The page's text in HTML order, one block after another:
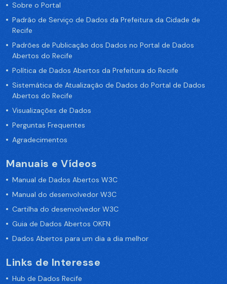
Sobre o Portal
Padrão de Serviço de Dados da Prefeitura da Cidade de
Recife
Padrões de Publicação dos Dados no Portal de Dados
Abertos do Recife
Política de Dados Abertos da Prefeitura do Recife
Sistemática de Atualização de Dados do Portal de Dados
Abertos do Recife
Visualizações de Dados
Perguntas Frequentes
Agradecimentos
Manuais e Vídeos
Manual de Dados Abertos W3C
Manual do desenvolvedor W3C
Cartilha do desenvolvedor W3C
Guia de Dados Abertos OKFN
Dados Abertos para um dia a dia melhor
Links de Interesse
Hub de Dados Recife